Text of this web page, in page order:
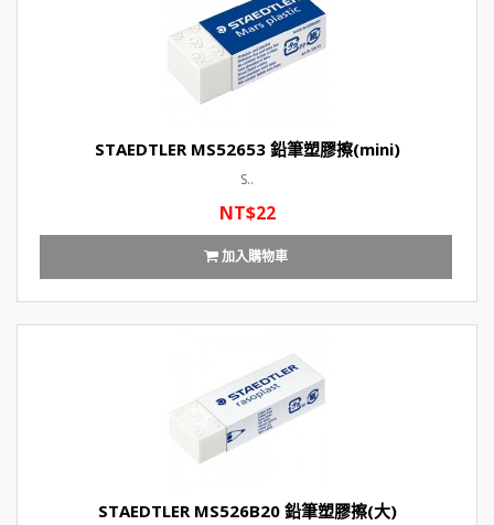
STAEDTLER MS52653 鉛筆塑膠擦(mini)
S..
NT$22
加入購物車
STAEDTLER MS526B20 鉛筆塑膠擦(大)